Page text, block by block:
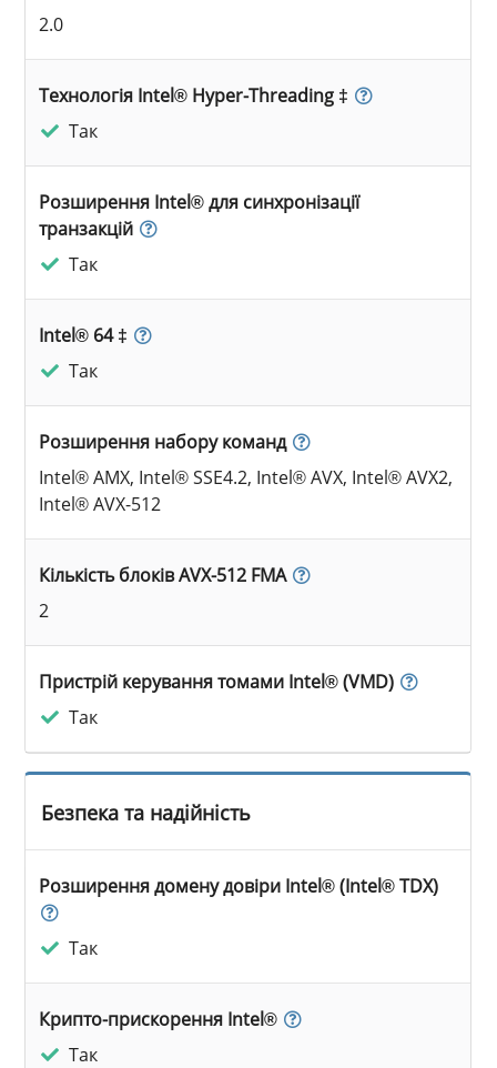
2.0
Технологія Intel® Hyper-Threading ‡
Так
Розширення Intel® для синхронізації
транзакцій
Так
Intel® 64 ‡
Так
Розширення набору команд
Intel® AMX, Intel® SSE4.2, Intel® AVX, Intel® AVX2,
Intel® AVX-512
Кількість блоків AVX-512 FMA
2
Пристрій керування томами Intel® (VMD)
Так
Безпека та надійність
Розширення домену довіри Intel® (Intel® TDX)
Так
Крипто-прискорення Intel®
Так